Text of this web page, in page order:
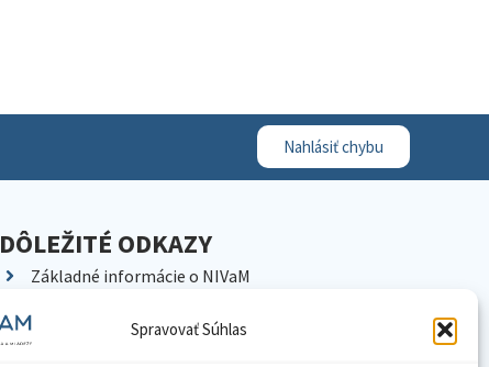
Spravovať Súhlas
Nahlásiť chybu
DÔLEŽITÉ ODKAZY
Základné informácie o NIVaM
Kariéra